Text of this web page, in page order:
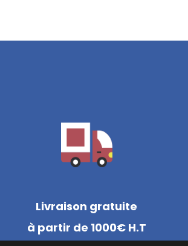
Livraison gratuite
à partir de 1000€ H.T